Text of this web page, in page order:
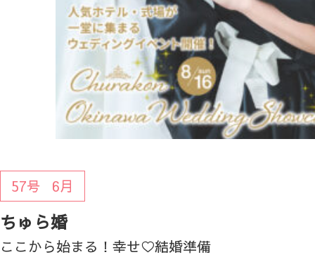
57号 6月
ちゅら婚
ここから始まる！幸せ♡結婚準備